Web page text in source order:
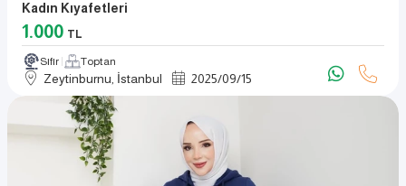
Kadın Kıyafetleri
1.000 TL
Sıfır Toptan
Zeytinburnu, İstanbul 2025/09/15